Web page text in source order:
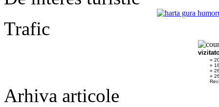
Trafic
»
»
»
»
Arhiva articole